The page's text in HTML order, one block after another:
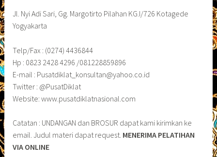
Jl. Nyi Adi Sari, Gg. Margotirto Pilahan KG.I/726 Kotagede
Yogyakarta
Telp/Fax : (0274) 4436844
Hp : 0823 2428 4296 /081228859896
E-mail : Pusatdiklat_konsultan@yahoo.co.id
Twitter : @PusatDiklat
Website: www.pusatdiklatnasional.com
Catatan : UNDANGAN dan BROSUR dapat kami kirimkan ke
email. Judul materi dapat request. MENERIMA PELATIHAN
VIA ONLINE